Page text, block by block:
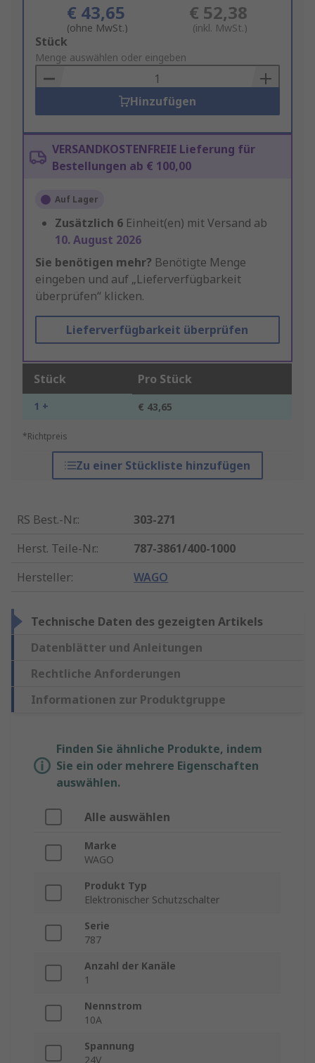
€ 43,65
(ohne MwSt.)
€ 52,38
(inkl. MwSt.)
Add
to
Basket
Stück
Menge auswählen oder eingeben
Hinzufügen
VERSANDKOSTENFREIE Lieferung für
Bestellungen ab € 100,00
Auf Lager
Zusätzlich 6 Einheit(en) mit Versand ab
10. August 2026
Sie benötigen mehr? Benötigte Menge
eingeben und auf „Lieferverfügbarkeit
überprüfen“ klicken.
Lieferverfügbarkeit überprüfen
Stück Pro Stück
1 + € 43,65
*Richtpreis
Zu einer Stückliste hinzufügen
RS Best.-Nr.:
303-271
Herst. Teile-Nr.:
787-3861/400-1000
Hersteller: WAGO
Technische Daten des gezeigten Artikels
Datenblätter und Anleitungen
Rechtliche Anforderungen
Informationen zur Produktgruppe
Finden Sie ähnliche Produkte, indem
Sie ein oder mehrere Eigenschaften
auswählen.
Alle auswählen
Marke
WAGO
Produkt Typ
Elektronischer Schutzschalter
Serie
787
Anzahl der Kanäle
1
Nennstrom
10A
Spannung
24V